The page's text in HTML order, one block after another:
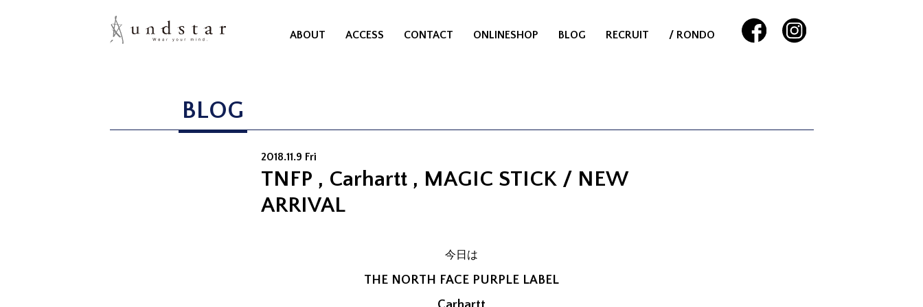
ABOUT ACCESS CONTACT ONLINESHOP BLOG RECRUIT / RONDO
BLOG
2018.11.9 Fri
TNFP , Carhartt , MAGIC STICK / NEW
ARRIVAL
今日は
THE NORTH FACE PURPLE LABEL